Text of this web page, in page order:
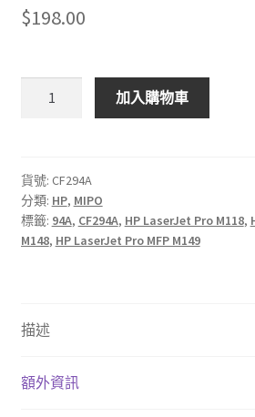
$198.00
色
LaserJet
碳
粉
加入購物車
貨號: CF294A
分類: HP, MIPO
標籤: 94A, CF294A, HP LaserJet Pro M118,
M148, HP LaserJet Pro MFP M149
描述
額外資訊